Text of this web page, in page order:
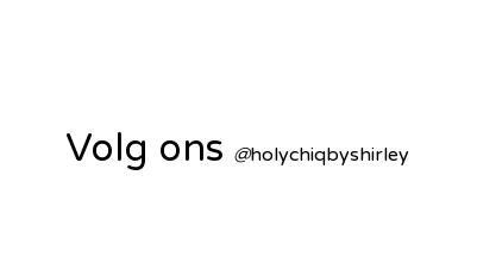
Volg ons @holychiqbyshirley